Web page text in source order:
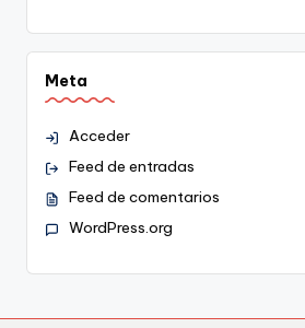
Meta
Acceder
Feed de entradas
Feed de comentarios
WordPress.org